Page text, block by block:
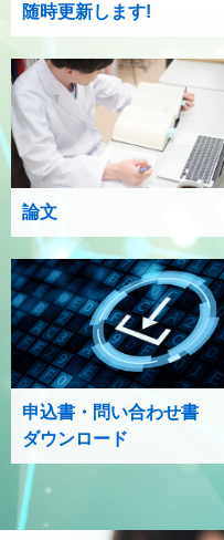
随時更新します!
論文
申込書・問い合わせ書
ダウンロード